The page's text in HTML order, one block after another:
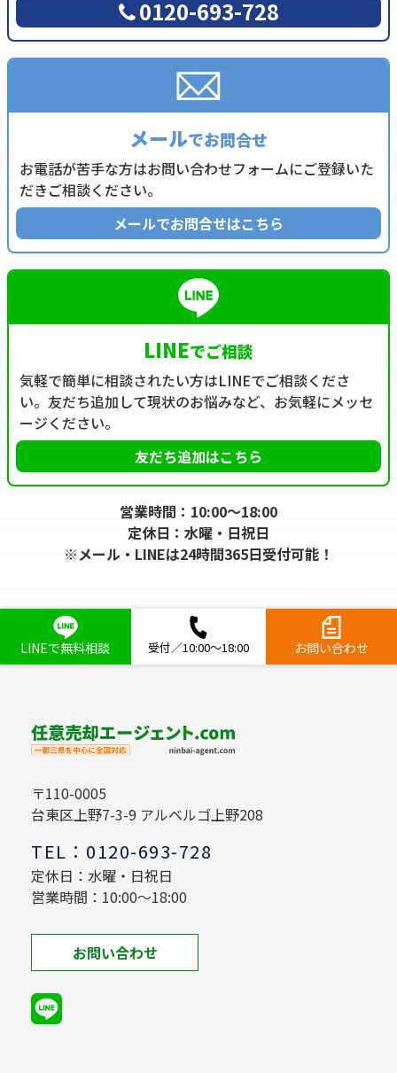
0120-693-728
メールでお問合せ
お電話が苦手な方はお問い合わせフォームにご登録いた
だきご相談ください。
メールでお問合せはこちら
LINEでご相談
気軽で簡単に相談されたい方はLINEでご相談くださ
い。友だち追加して現状のお悩みなど、お気軽にメッセ
ージください。
友だち追加はこちら
営業時間：10:00～18:00
定休日：水曜・日祝日
※メール・LINEは24時間365日受付可能！
LINEで無料相談 受付／10:00～18:00 お問い合わせ
〒110-0005
台東区上野7-3-9 アルベルゴ上野208
TEL：0120-693-728
定休日：水曜・日祝日
営業時間：10:00～18:00
お問い合わせ